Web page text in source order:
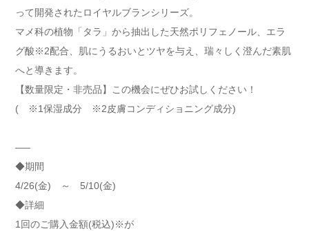
って開発されたロイヤルブランシリーズ。
マメ科の植物「タラ」から抽出した天然ポリフェノール、エラ
グ酸※2配合、肌にうるおいとツヤを与え、瑞々しく澄んだ素肌
へと導きます。
【数量限定・非売品】この機会にぜひお試しください！
( ※1保湿成分 ※2皮膚コンディショニング成分)
—–
◆期間
4/26(金) ～ 5/10(金)
◆詳細
1回のご購入金額(税込)※が